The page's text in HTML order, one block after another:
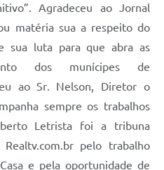
Agradeceu ao Jornal
matéria sua a respeito do
sua luta para que abra as
dos munícipes de
ao Sr. Nelson, Diretor o
sempre os trabalhos
Letrista foi a tribuna
pelo trabalho
e pela oportunidade de